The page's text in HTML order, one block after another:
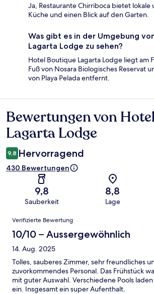
Ja, Restaurante Chirriboca bietet
Küche und einen Blick auf den Garten.
Was gibt es in der Umgebung
Lagarta Lodge zu sehen?
Hotel Boutique Lagarta Lodge liegt am
Fuß von Nosara Biologisches Reservat
von Playa Pelada entfernt.
Bewertungen
Bewertungen von
Lagarta Lodge
9,8 Hervorragend
430 Bewertungen
9,8
Sauberkeit
8,8
Lage
Bewertungen
Verifizierte Bewertung
10/10 – Aussergewöhnlich
14. Aug. 2025
Tolles, sauberes Zimmer, sehr freundliches
zuvorkommendes Personal. Das Frühstück
mit guter Auswahl. Verschiedene Pools
ein. Insgesamt ein super Aufenthalt.